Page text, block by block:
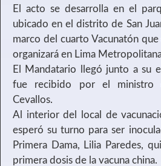
El acto se desarrolla en el
ubicado en el distrito de San
marco del cuarto Vacunatón
organizará en Lima
El Mandatario llegó junto a su
fue recibido por el ministro
Cevallos.
Al interior del local de
esperó su turno para ser
Primera Dama, Lilia Paredes,
primera dosis de la vacuna china.